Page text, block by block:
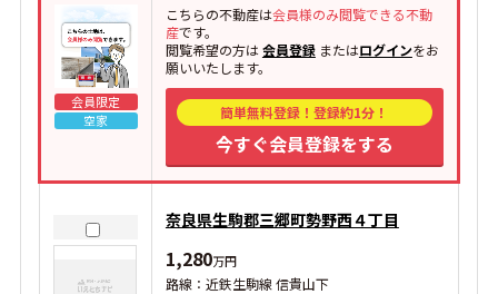
会員限定
空家
こちらの不動産は会員様のみ閲覧できる不動
産です。
閲覧希望の方は会員登録またはログインをお
願いいたします。
簡単無料登録！登録約1分！
今すぐ会員登録をする
奈良県生駒郡三郷町勢野西４丁目
1,280万円
路線：近鉄生駒線 信貴山下